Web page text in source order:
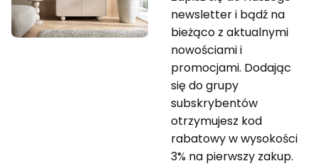
newsletter i bądź na
bieżąco z aktualnymi
nowościami i
promocjami. Dodając
się do grupy
subskrybentów
otrzymujesz kod
rabatowy w wysokości
3% na pierwszy zakup.